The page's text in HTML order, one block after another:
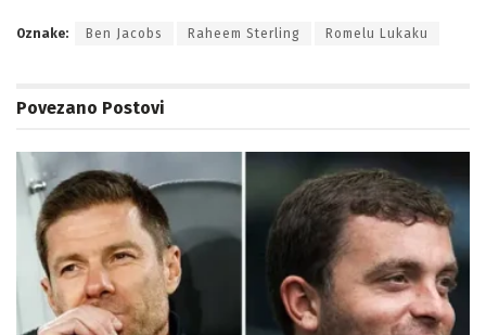
Oznake: Ben Jacobs Raheem Sterling Romelu Lukaku
Povezano Postovi